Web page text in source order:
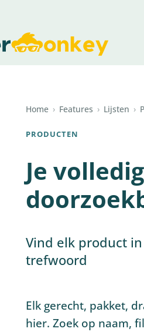
Home › Features › Lijsten ›
PRODUCTEN
Je
Vind elk product
trefwoord
Elk gerecht, pakket,
hier. Zoek op naam,